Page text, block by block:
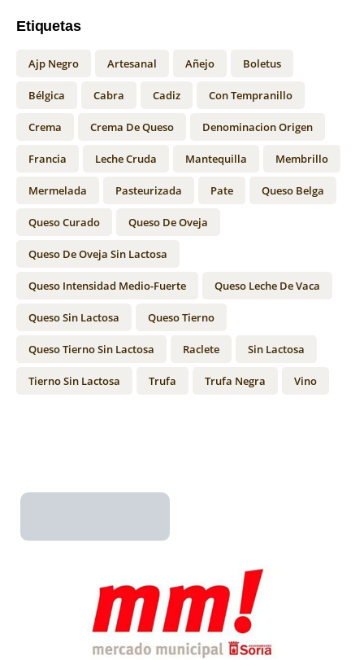
Etiquetas
Ajp Negro Artesanal Añejo Boletus
Bélgica Cabra Cadiz Con Tempranillo
Crema Crema De Queso Denominacion Origen
Francia Leche Cruda Mantequilla Membrillo
Mermelada Pasteurizada Pate Queso Belga
Queso Curado Queso De Oveja
Queso De Oveja Sin Lactosa
Queso Intensidad Medio-Fuerte Queso Leche De Vaca
Queso Sin Lactosa Queso Tierno
Queso Tierno Sin Lactosa Raclete Sin Lactosa
Tierno Sin Lactosa Trufa Trufa Negra Vino